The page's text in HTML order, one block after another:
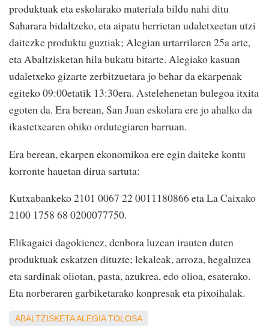
produktuak eta eskolarako materiala bildu nahi ditu
Saharara bidaltzeko, eta aipatu herrietan udaletxeetan utzi
daitezke produktu guztiak; Alegian urtarrilaren 25a arte,
eta Abaltzisketan hila bukatu bitarte. Alegiako kasuan
udaletxeko gizarte zerbitzuetara jo behar da ekarpenak
egiteko 09:00etatik 13:30era. Astelehenetan bulegoa itxita
egoten da. Era berean, San Juan eskolara ere jo ahalko da
ikastetxearen ohiko ordutegiaren barruan.
Era berean, ekarpen ekonomikoa ere egin daiteke kontu
korronte hauetan dirua sartuta:
Kutxabankeko 2101 0067 22 0011180866 eta La Caixako
2100 1758 68 0200077750.
Elikagaiei dagokienez, denbora luzean irauten duten
produktuak eskatzen dituzte; lekaleak, arroza, hegaluzea
eta sardinak oliotan, pasta, azukrea, edo olioa, esaterako.
Eta norberaren garbiketarako konpresak eta pixoihalak.
ABALTZISKETAALEGIA TOLOSA